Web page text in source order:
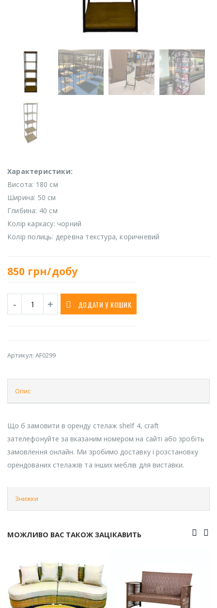
Характеристики:
Висота: 180 см
Ширина: 50 см
Глибина: 40 см
Колір каркасу: чорний
Колір полиць: деревна текстура, коричневий
850 грн/добу
ДОДАТИ У КОШИК
Артикул: AF0299
Опис
Що б замовити в оренду стелаж shelf 4, craft
зателефонуйте за вказаним номером на сайті або зробіть
замовлення онлайн. Ми зробимо доставку і розстановку
орендованих стелажів та інших меблів для виставки.
Знижки
МОЖЛИВО ВАС ТАКОЖ ЗАЦІКАВИТЬ